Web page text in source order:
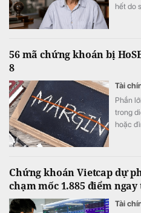
hết do
56 mã chứng khoán bị
8
Tài
Phần
trong
hoặc
Chứng khoán Vietcap dự
chạm mốc 1.885 điểm
Tài